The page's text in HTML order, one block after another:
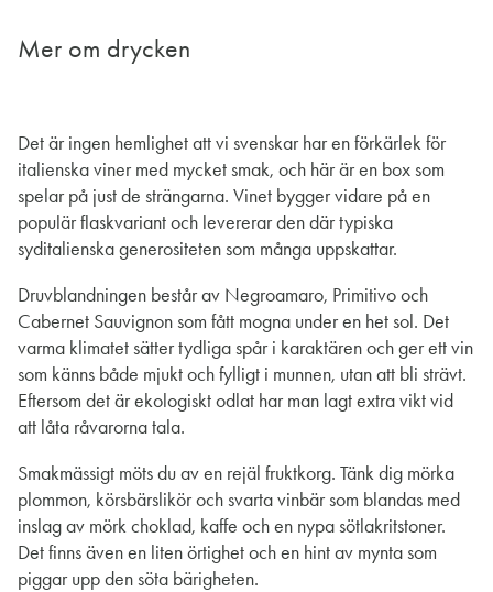
Mer om drycken
Det är ingen hemlighet att vi svenskar har en förkärlek för
italienska viner med mycket smak, och här är en box som
spelar på just de strängarna. Vinet bygger vidare på en
populär flaskvariant och levererar den där typiska
syditalienska generositeten som många uppskattar.
Druvblandningen består av Negroamaro, Primitivo och
Cabernet Sauvignon som fått mogna under en het sol. Det
varma klimatet sätter tydliga spår i karaktären och ger ett vin
som känns både mjukt och fylligt i munnen, utan att bli strävt.
Eftersom det är ekologiskt odlat har man lagt extra vikt vid
att låta råvarorna tala.
Smakmässigt möts du av en rejäl fruktkorg. Tänk dig mörka
plommon, körsbärslikör och svarta vinbär som blandas med
inslag av mörk choklad, kaffe och en nypa sötlakritstoner.
Det finns även en liten örtighet och en hint av mynta som
piggar upp den söta bärigheten.